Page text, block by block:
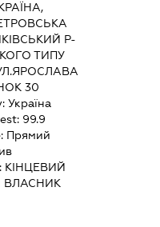
Р-
ТИПУ
30
Україна
99.9
Прямий
КІНЦЕВИЙ
ВЛАСНИК